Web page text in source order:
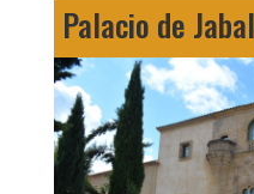
Palacio de